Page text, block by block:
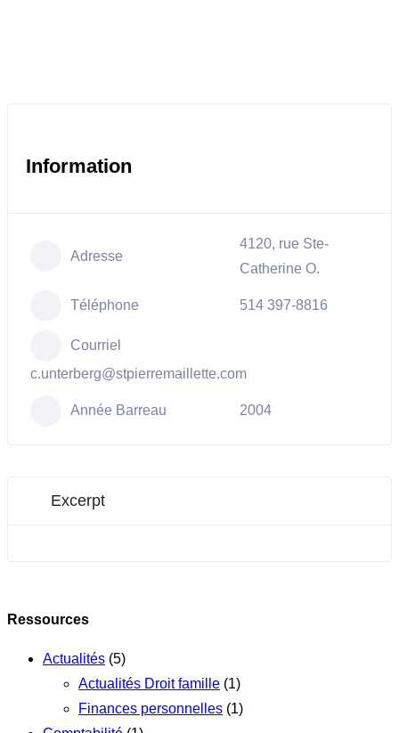
Information
Adresse
4120, rue Ste-
Catherine O.
Téléphone 514 397-8816
Courriel
c.unterberg@stpierremaillette.com
Année Barreau 2004
Excerpt
Ressources
Actualités (5)
Actualités Droit famille (1)
Finances personnelles (1)